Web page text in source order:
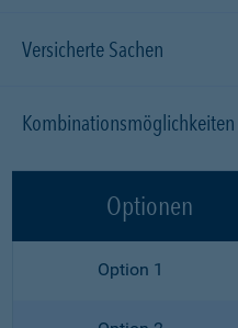
Versicherte Sachen
Kombinationsmöglichkeiten
Optionen
Option 1